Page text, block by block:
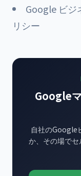
Google ビジ
リシー
Google
自社のGoogle
か、その場で